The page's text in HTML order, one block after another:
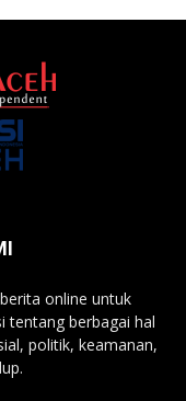
online untuk
tentang berbagai hal
politik, keamanan,